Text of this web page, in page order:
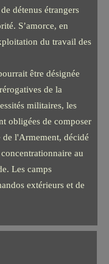
détenus étrangers
S’amorce, en
du travail des
être désignée
de la
militaires, les
obligées de composer
de l'Armement, décidé
au
Les camps
extérieurs et de